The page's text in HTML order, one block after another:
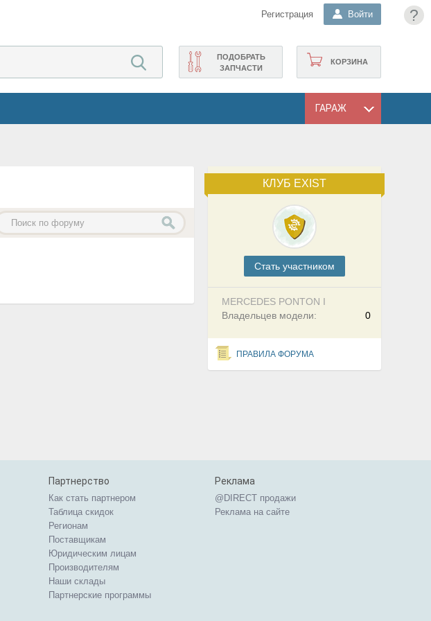
?
Регистрация Войти
КОРЗИНА
ПОДОБРАТЬ
ЗАПЧАСТИ
ГАРАЖ
КЛУБ EXIST
Cтать участником
MERCEDES PONTON I
0
Владельцев модели:
ПРАВИЛА ФОРУМА
Партнерство
Как стать партнером
Таблица скидок
Регионам
Поставщикам
Юридическим лицам
Производителям
Наши склады
Партнерские программы
Реклама
@DIRECT продажи
Реклама на сайте